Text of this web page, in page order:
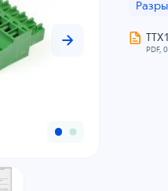
ТТХ1
PDF,